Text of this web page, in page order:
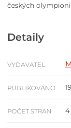
českých
Detaily
VYDAVATEL
PUBLIKOVÁNO
POČET STRAN 4